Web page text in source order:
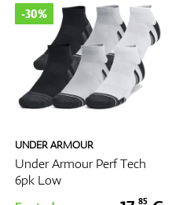
UNDER ARMOUR
Under Armour Perf Tech
6pk Low
-30%
85